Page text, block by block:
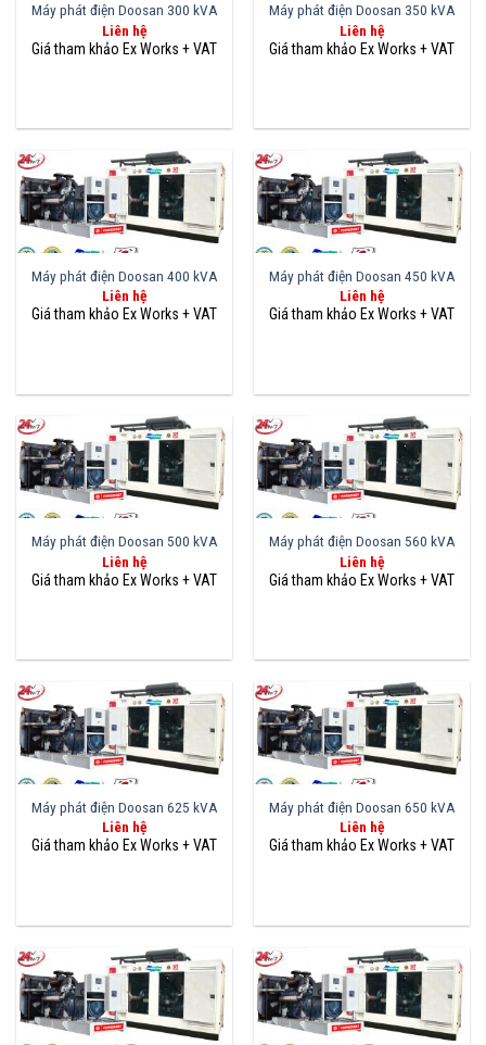
Máy phát điện Doosan 300 kVA
Liên hệ
Máy phát điện Doosan 350 kVA
Liên hệ
Máy phát điện Doosan 400 kVA
Liên hệ
Máy phát điện Doosan 450 kVA
Liên hệ
Máy phát điện Doosan 500 kVA
Liên hệ
Máy phát điện Doosan 560 kVA
Liên hệ
Máy phát điện Doosan 625 kVA
Liên hệ
Máy phát điện Doosan 650 kVA
Liên hệ